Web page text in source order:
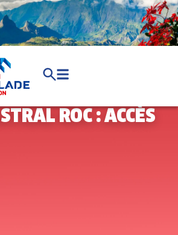
ROC : ACCÈS